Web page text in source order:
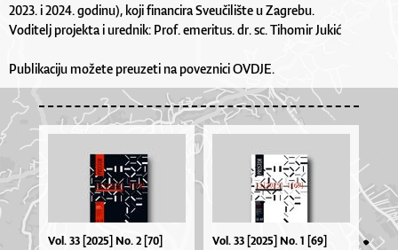
2023. i 2024. godinu), koji financira Sveučilište u Zagrebu.
Voditelj projekta i urednik: Prof. emeritus. dr. sc. Tihomir Jukić
Publikaciju možete preuzeti na poveznici OVDJE.
Vol. 33 [2025] No. 2 [70] Vol. 33 [2025] No. 1 [69]